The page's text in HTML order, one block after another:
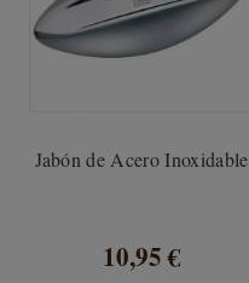
Jabón de Acero Inoxidable
10,95 €